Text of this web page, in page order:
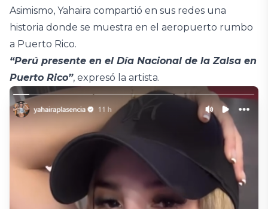
Asimismo, Yahaira compartió en sus redes una
historia donde se muestra en el aeropuerto rumbo
a Puerto Rico.
“Perú presente en el Día Nacional de la Zalsa en
Puerto Rico”, expresó la artista.